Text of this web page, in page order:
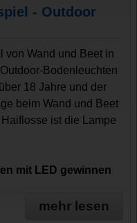
- Outdoor
von Wand und Beet in
Bodenleuchten
18 Jahre und der
beim Wand und Beet
ist die Lampe
mit LED gewinnen
mehr lesen